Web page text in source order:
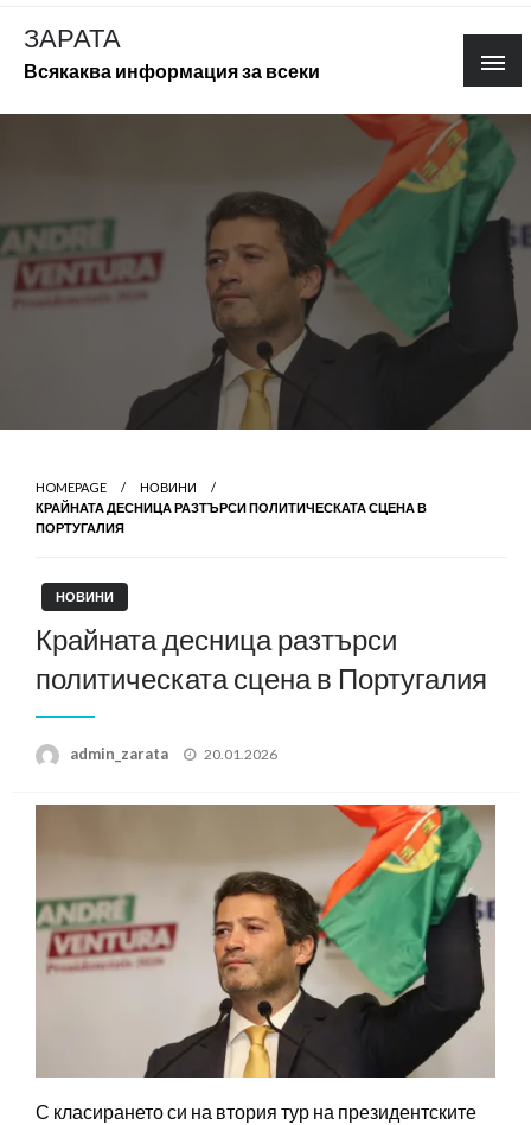
Skip
content
ЗАРАТА
Всякаква информация за всеки
HOMEPAGE
НОВИНИ
КРАЙНАТА ДЕСНИЦА РАЗТЪРСИ ПОЛИТИЧЕСКАТА СЦЕНА В
ПОРТУГАЛИЯ
НОВИНИ
Крайната десница разтърси
политическата сцена в Португалия
admin_zarata
Posted
20.01.2026
С класирането си на втория тур на президентските